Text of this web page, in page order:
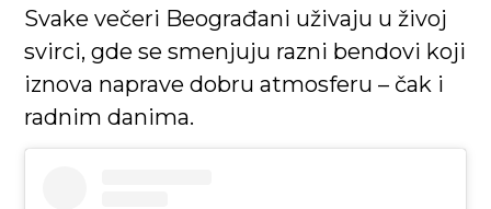
Svake večeri Beograđani uživaju u živoj
svirci, gde se smenjuju razni bendovi koji
iznova naprave dobru atmosferu – čak i
radnim danima.